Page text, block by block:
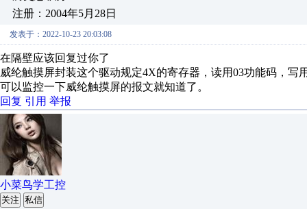
注册：2004年5月28日
发表于：2022-10-23 20:03:08
在隔壁应该回复过你了
威纶触摸屏封装这个驱动规定4X的寄存器，读用03功能码，
可以监控一下威纶触摸屏的报文就知道了。
回复 引用 举报
小菜鸟学工控
关注 私信